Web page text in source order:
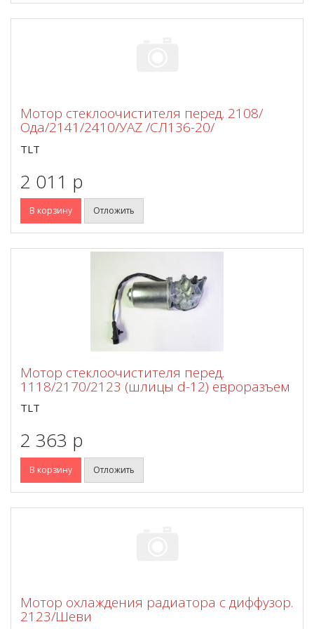
Мотор стеклоочистителя перед. 2108/
Ода/2141/2410/УАZ /СЛ136-20/
TLT
2 011 p
В корзину Отложить
Мотор стеклоочистителя перед.
1118/2170/2123 (шлицы d-12) евроразъем
TLT
2 363 p
В корзину Отложить
Мотор охлаждения радиатора с диффузор.
2123/Шеви